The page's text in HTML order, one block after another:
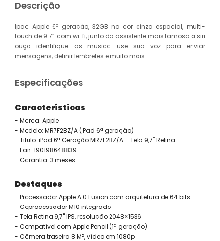
Descrição
Ipad Apple 6º geração, 32GB na cor cinza espacial, multi-
touch de 9.7”, com wi-fi, junto da assistente mais famosa a siri
ouça identifique as musica use sua voz para enviar
mensagens, definir lembretes e muito mais
Especificações
Características
- Marca: Apple
- Modelo: MR7F2BZ/A (iPad 6ª geração)
- Titulo: iPad 6ª Geração MR7F2BZ/A – Tela 9,7" Retina
- Ean: 190198648839
- Garantia: 3 meses
Destaques
- Processador Apple A10 Fusion com arquitetura de 64 bits
- Coprocessador M10 integrado
- Tela Retina 9,7" IPS, resolução 2048×1536
- Compatível com Apple Pencil (1ª geração)
- Câmera traseira 8 MP, vídeo em 1080p